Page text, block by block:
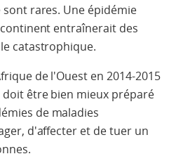
rares. Une épidémie
entraînerait des
catastrophique.
de l'Ouest en 2014-2015
être bien mieux préparé
de maladies
d'affecter et de tuer un